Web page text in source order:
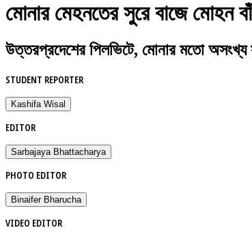
মোনার মেহনতের সুরে বাজে মোহন
উত্তরপ্রদেশের পিলভিটে, মোনার মতো অসংখ্য
STUDENT REPORTER
Kashifa Wisal
EDITOR
Sarbajaya Bhattacharya
PHOTO EDITOR
Binaifer Bharucha
VIDEO EDITOR